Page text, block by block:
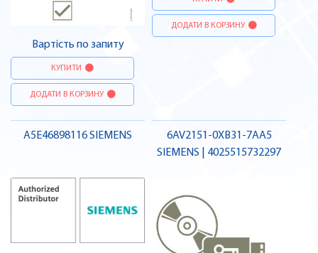
Вартість по запиту
КУПИТИ
ДОДАТИ В КОРЗИНУ
ДОДАТИ В КОРЗИНУ
A5E46898116 SIEMENS
6AV2151-0XB31-7AA5
SIEMENS | 4025515732297